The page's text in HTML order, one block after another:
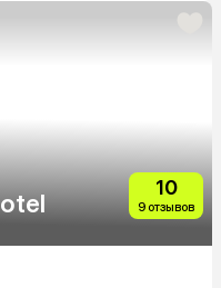
10
9 отзывов